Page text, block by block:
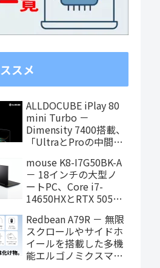
スメ
ALLDOCUBE iPlay 80
mini Turbo －
Dimensity 7400搭載、
「UltraとProの中間ス
タブレット、発売記念
価格は29,999円！
mouse K8-I7G50BK-A
－ 18インチの大型ノ
ートPC、Core i7-
14650HXとRTX 5050
エイティブも快適にこ
なせます
Redbean A79R － 無限
スクロールやサイドホ
イールを搭載した多機
能エルゴノミクスマウ